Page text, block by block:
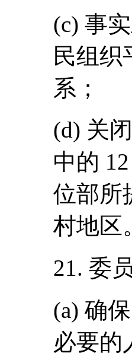
(c) 事
民组织
系；
(d) 关
中的
位部所
村地区。
21. 委
(a) 确
必要的